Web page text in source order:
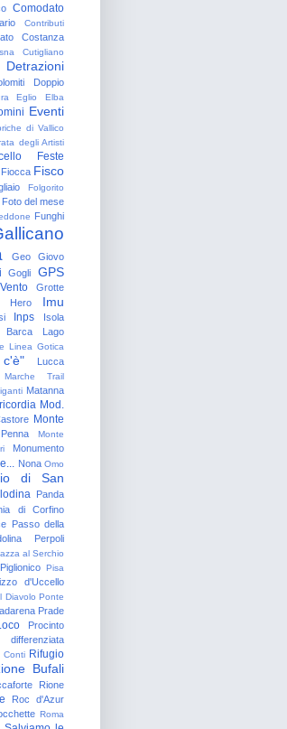
Comodato
Contributi
Costanza
Cutigliano
Detrazioni
Doppio
Eglio Elba
Eventi
di Vallico
degli Artisti
Feste
Fiocca Fisco
Folgorito
Foto del mese
Funghi
Geo
Giovo
Gogli GPS
Grotte
Hero Imu
Inps
Isola
Barca
Lago
Linea Gotica
Lucca
Marche Trail
Matanna
Mod.
Monte
Monte
Monumento
Nona Omo
di San
Panda
di Corfino
Passo della
Perpoli
al Serchio
Piglionico Pisa
d'Uccello
Diavolo Ponte
Prade
Procinto
differenziata
Conti Rifugio
Bufali
Rione
Roc d'Azur
Roma